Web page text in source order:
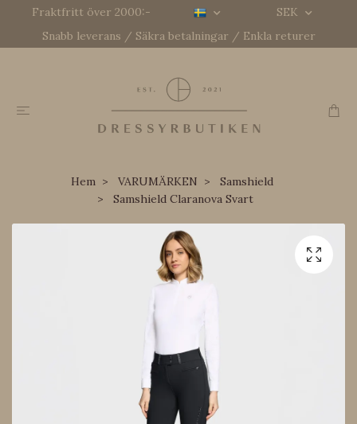
Fraktfritt över 2000:-
SEK
Snabb leverans / Säkra betalningar / Enkla returer
Hem VARUMÄRKEN
Samshield
Samshield Claranova Svart